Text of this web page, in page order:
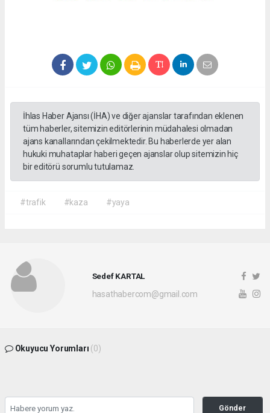
İhlas Haber Ajansı (İHA) ve diğer ajanslar tarafından eklenen
tüm haberler, sitemizin editörlerinin müdahalesi olmadan
ajans kanallarından çekilmektedir. Bu haberlerde yer alan
hukuki muhataplar haberi geçen ajanslar olup sitemizin hiç
bir editörü sorumlu tutulamaz.
#trafik #kaza #yaya
Sedef KARTAL
hasathabercom@gmail.com
Okuyucu Yorumları (0)
Gönder